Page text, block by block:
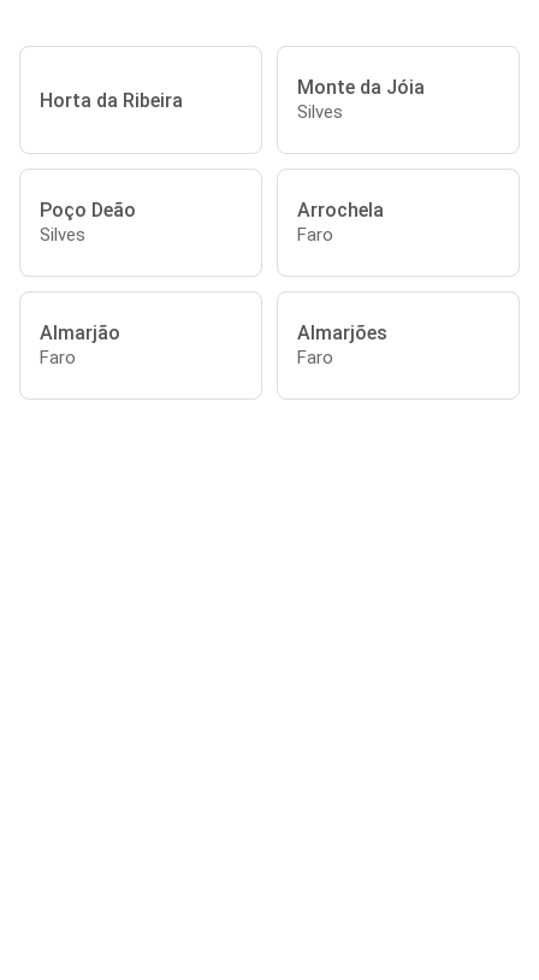
Horta da Ribeira
Monte da Jóia
Silves
Poço Deão
Silves
Arrochela
Faro
Almarjão
Faro
Almarjões
Faro